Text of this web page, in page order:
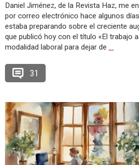
Daniel Jiménez, de la Revista Haz, me
por correo electrónico hace algunos
estaba preparando sobre el creciente
que publicó hoy con el título «El trabajo
modalidad laboral para dejar de …
31